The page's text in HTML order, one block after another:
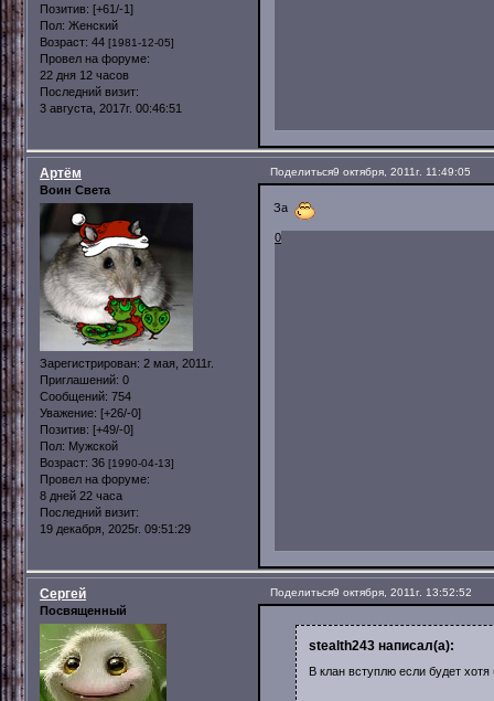
Позитив: [+61/-1]
Пол: Женский
Возраст: 44 [1981-12-05]
Провел на форуме:
22 дня 12 часов
Последний визит:
3 августа, 2017г. 00:46:51
Поделиться9 октября, 2011г. 11:49:05
Артём
Воин Света
Зарегистрирован: 2 мая, 2011г.
Приглашений: 0
Сообщений: 754
Уважение: [+26/-0]
Позитив: [+49/-0]
Пол: Мужской
Возраст: 36 [1990-04-13]
Провел на форуме:
8 дней 22 часа
Последний визит:
19 декабря, 2025г. 09:51:29
За
0
Поделиться9 октября, 2011г. 13:52:52
Сергей
Посвященный
stealth243 написал(а):
В клан вступлю если будет